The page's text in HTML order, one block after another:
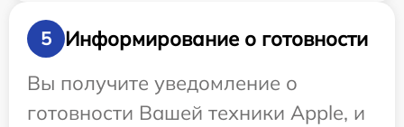
5
Информирование о готовности
Вы получите уведомление о
готовности Вашей техники Apple, и